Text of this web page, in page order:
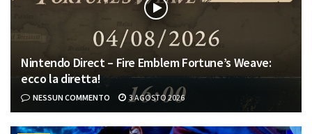
Nintendo Direct – Fire Emblem Fortune’s Weave:
ecco la diretta!
NESSUN COMMENTO 3 AGOSTO 2026